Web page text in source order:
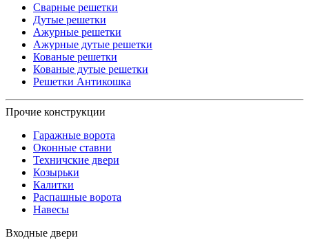
Сварные решетки
Дутые решетки
Ажурные решетки
Ажурные дутые решетки
Кованые решетки
Кованые дутые решетки
Решетки Антикошка
Прочие конструкции
Гаражные ворота
Оконные ставни
Техничские двери
Козырьки
Калитки
Распашные ворота
Навесы
Входные двери